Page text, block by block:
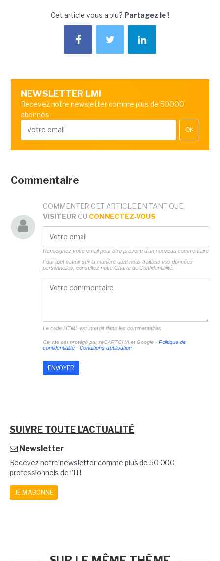
Cet article vous a plu? Partagez le !
NEWSLETTER LMI
Recevez notre newsletter comme plus de 50000
abonnés
OK
Commentaire
COMMENTER CET ARTICLE EN TANT QUE
VISITEUR OU CONNECTEZ-VOUS
Renseignez votre email pour être prévenu d'un nouveau commentaire
Pour tout savoir sur la manière dont nous traitons vos données
personnelles, consultez notre Charte de Confidentialité.
Le code HTML est interdit dans les commentaires
Ce site est protégé par reCAPTCHA et Google - Politique de
confidentialité- Conditions d'utilisation
SUIVRE TOUTE L'ACTUALITÉ
Newsletter
Recevez notre newsletter comme plus de 50 000
professionnels de l'IT!
JE M'ABONNE